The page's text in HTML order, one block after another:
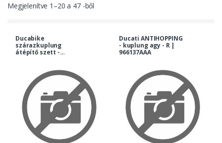
Megjelenítve 1 –20 a 47-ből
Ducabike
szárazkuplung
átépítő szett -
Multistrada V4 |
KMSF01
Ducati ANTIHOPPING
- kuplung agy - R |
966137AAA